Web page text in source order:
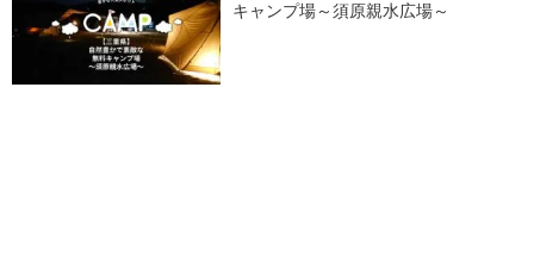
キャンプ場～須原親水広場～